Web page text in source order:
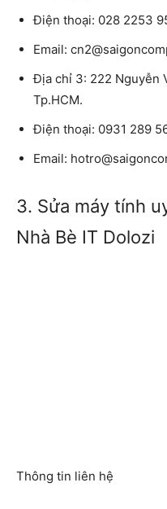
Điện thoại: 028 2253
Email:
Địa chỉ 3: 222 Nguyễn
Tp.HCM.
Điện thoại: 0931 289
Email:
3. Sửa máy tính
Nhà Bè IT Dolozi
Thông tin liên hệ